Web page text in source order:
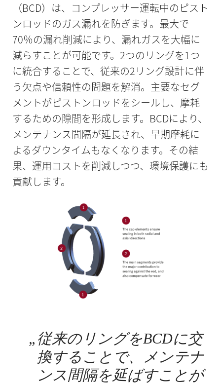
（BCD）は、コンプレッサー運転中のピスト
ンロッドのガス漏れを防ぎます。最大で
70％の漏れ削減により、漏れガスを大幅に
減らすことが可能です。2つのリングを1つ
に統合することで、従来の2リング設計に伴
う欠点や信頼性の問題を解消。主要なセグ
メントがピストンロッドをシールし、摩耗
するための隙間を形成します。BCDにより、
メンテナンス間隔が延長され、早期摩耗に
よるダウンタイムもなくなります。その結
果、運用コストを削減しつつ、環境保護にも
貢献します。
従来のリングをBCDに交
換することで、メンテナ
ンス間隔を延ばすことが
„